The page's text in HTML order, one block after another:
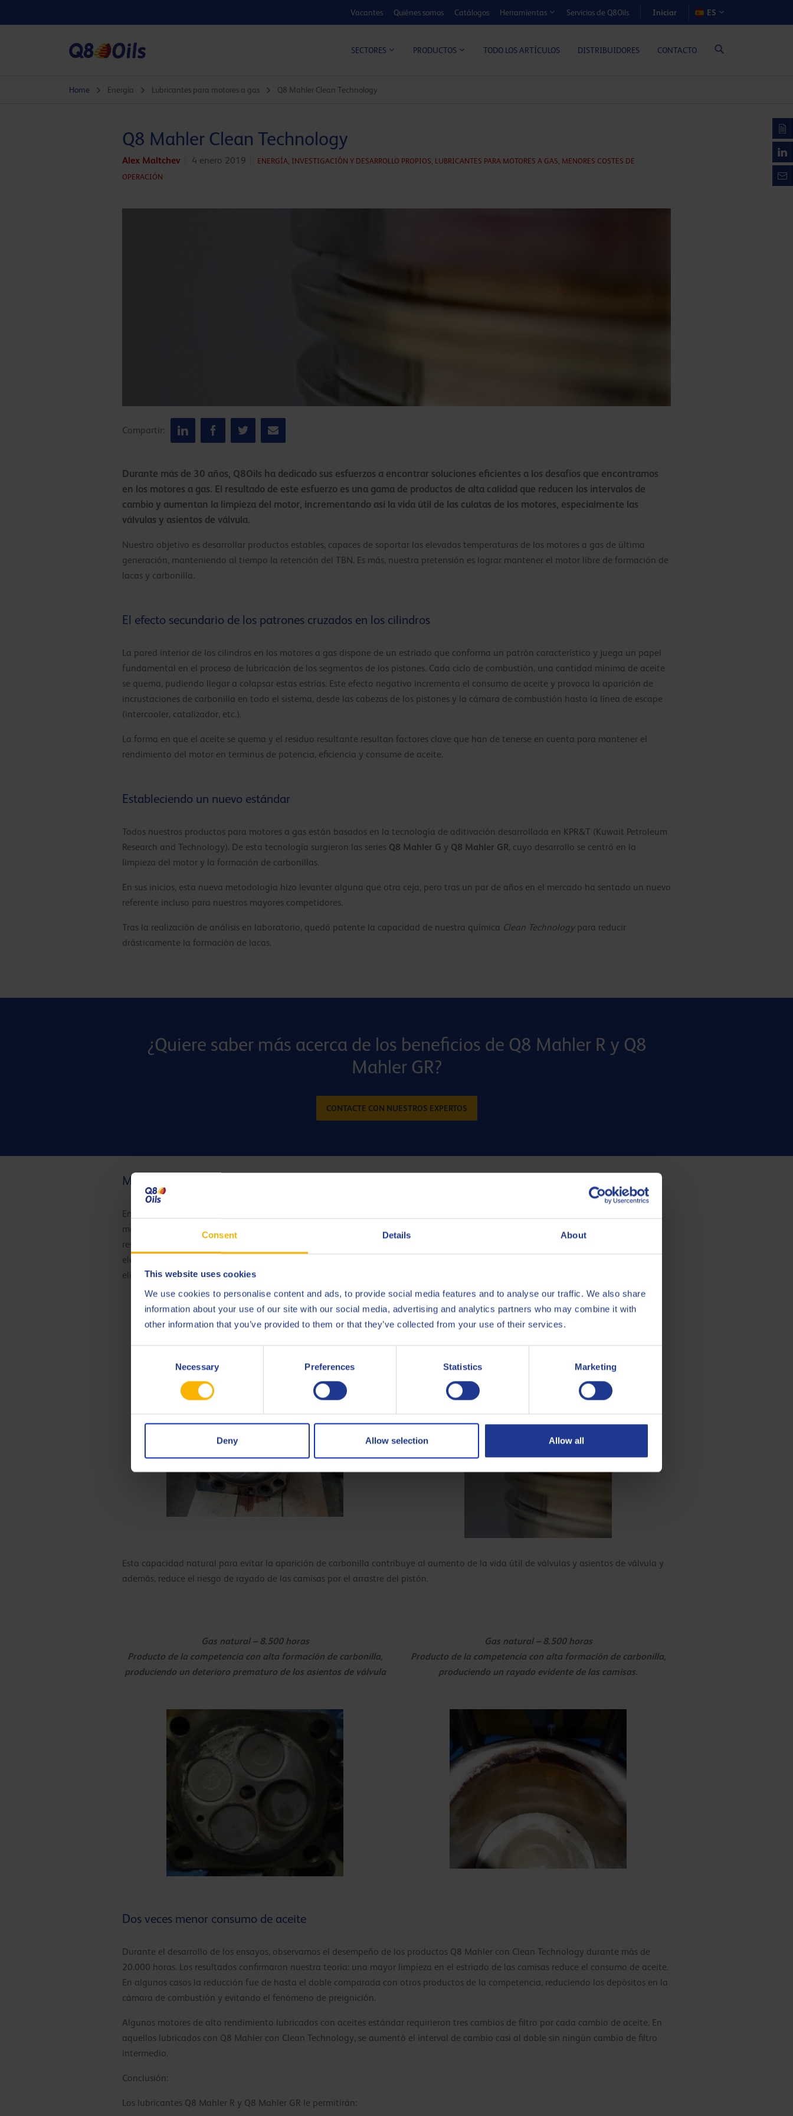
Consent Details About
This website uses cookies
We use cookies to personalise content and ads, to provide social media features and to analyse our traffic. We also share
information about your use of our site with our social media, advertising and analytics partners who may combine it with
other information that you’ve provided to them or that they’ve collected from your use of their services.
Necessary Preferences Statistics Marketing
Deny Allow selection Allow all
Vacantes Quiénes somos Catálogos Herramientas Servicios de Q8Oils Iniciar ES
SECTORES PRODUCTOS TODO LOS ARTÍCULOS DISTRIBUIDORES CONTACTO
Home Energía Lubricantes para motores a gas Q8 Mahler Clean Technology
Q8 Mahler Clean Technology
Alex Maltchev 4 enero 2019 ENERGÍA, INVESTIGACIÓN Y DESARROLLO PROPIOS, LUBRICANTES PARA MOTORES A GAS, MENORES COSTES DE
OPERACIÓN
Compartir:
Durante más de 30 años, Q8Oils ha dedicado sus esfuerzos a encontrar soluciones eficientes a los desafíos que encontramos
en los motores a gas. El resultado de este esfuerzo es una gama de productos de alta calidad que reducen los intervalos de
cambio y aumentan la limpieza del motor, incrementando así la vida útil de las culatas de los motores, especialmente las
válvulas y asientos de válvula.
Nuestro objetivo es desarrollar productos estables, capaces de soportar las elevadas temperaturas de los motores a gas de última
generación, manteniendo al tiempo la retención del TBN. Es más, nuestra pretensión es lograr mantener el motor libre de formación de
lacas y carbonilla.
El efecto secundario de los patrones cruzados en los cilindros
La pared interior de los cilindros en los motores a gas dispone de un estriado que conforma un patrón característico y juega un papel
fundamental en el proceso de lubricación de los segmentos de los pistones. Cada ciclo de combustión, una cantidad mínima de aceite
se quema, pudiendo llegar a colapsar estas estrías. Este efecto negativo incrementa el consumo de aceite y provoca la aparición de
incrustaciones de carbonilla en todo el sistema, desde las cabezas de los pistones y la cámara de combustión hasta la línea de escape
(intercooler, catalizador, etc.).
La forma en que el aceite se quema y el residuo resultante resultan factores clave que han de tenerse en cuenta para mantener el
rendimiento del motor en terminus de potencia, eficiencia y consume de aceite.
Estableciendo un nuevo estándar
Todos nuestros productos para motores a gas están basados en la tecnología de aditivación desarrollada en KPR&T (Kuwait Petroleum
Research and Technology). De esta tecnología surgieron las series Q8 Mahler G y Q8 Mahler GR, cuyo desarrollo se centró en la
limpieza del motor y la formación de carbonillas.
En sus inicios, esta nueva metodología hizo levanter alguna que otra ceja, pero tras un par de años en el mercado ha sentado un nuevo
referente incluso para nuestros mayores competidores.
Tras la realización de análisis en laboratorio, quedó patente la capacidad de nuestra química Clean Technologypara reducir
drásticamente la formación de lacas.
¿Quiere saber más acerca de los beneficios de Q8 Mahler R y Q8
Mahler GR?
CONTACTE CON NUESTROS EXPERTOS
Motores limpios y reducción de formación de carbonilla
En las revisiones realizadas a los motores en pruebas reales, pudimos comprobar como, inspección tras inspección, los cilindros se
mantenían limpios, con prácticamente nula formación de lacas. Incluso en los motores a gas más exigentes con pistones de acero, los
resultados fueron sorprendentes. Estos motores, con presiones medias efectivas de 24 bares o más, desarrollan temperaturas muy
elevadas en las cabezas y segmentos de pistones. A pesar de estas duras condiciones, la aparición de carbonilla fue mínima y de fácil
eliminación.
Esta capacidad natural para evitar la aparición de carbonilla contribuye al aumento de la vida útil de válvulas y asientos de válvula y
además, reduce el riesgo de rayado de las camisas por el arrastre del pistón.
Gas natural – 8.500 horas
Producto de la competencia con alta formación de carbonilla,
produciendo un deterioro prematuro de los asientos de válvula
Gas natural – 8.500 horas
Producto de la competencia con alta formación de carbonilla,
produciendo un rayado evidente de las camisas.
Dos veces menor consumo de aceite
Durante el desarrollo de los ensayos, observamos el desempeño de los productos Q8 Mahler con Clean Technology durante más de
20.000 horas. Los resultados confirmaron nuestra teoría: una mayor limpieza en el estriado de las camisas reduce el consumo de aceite.
En algunos casos la reducción fue de hasta el doble comparada con otros productos de la competencia, reduciendo los depósitos en la
cámara de combustión y evitando el fenómeno de preignición.
Algunos motores de alto rendimiento lubricados con aceites estándar requirieron tres cambios de filtro por cada cambio de aceite. En
aquellos lubricados con Q8 Mahler con Clean Technology, se aumentó el interval de cambio casi al doble sin ningún cambio de filtro
intermedio.
Conclusión:
Los lubricantes Q8 Mahler R y Q8 Mahler GR le permitirán: